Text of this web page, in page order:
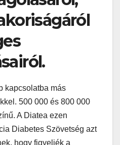
kapcsolatba más
500 000 és 800 000
A Diatea ezen
Diabetes Szövetség azt
hogy figyeljék a